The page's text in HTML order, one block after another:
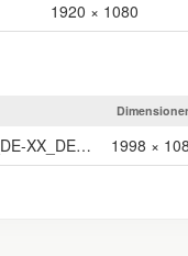
1920 × 1080
Landretter_TLR-1-25_F_DE-XX_DE-NR_20_2K_20210430_RFF_SMPTE_OV 1998 ×